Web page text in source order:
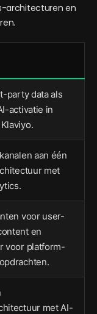
architecturen en
party data als
activatie in
aan één
met
voor user-
en
voor platform-
met AI-